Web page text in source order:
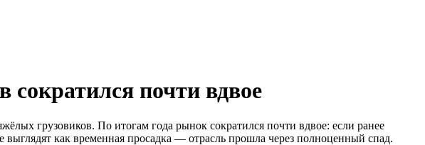
почти вдвое
грузовиков. По итогам года рынок сократился почти вдвое: если ранее
как временная просадка — отрасль прошла через полноценный спад.